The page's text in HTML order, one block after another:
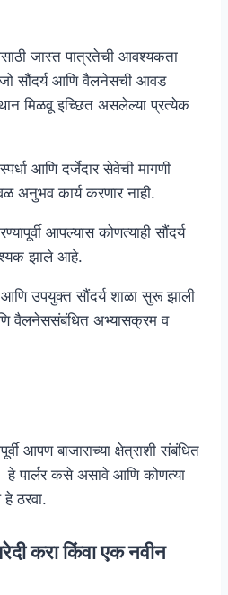
जास्त पात्रतेची आवश्यकता
सौंदर्य आणि वैलनेसची आवड
मिळवू इच्छित असलेल्या प्रत्येक
आणि दर्जेदार सेवेची मागणी
अनुभव कार्य करणार नाही.
आपल्यास कोणत्याही सौंदर्य
झाले आहे.
आणि उपयुक्त सौंदर्य शाळा सुरू झाली
वैलनेससंबंधित अभ्यासक्रम व
आपण बाजाराच्या क्षेत्राशी संबंधित
पार्लर कसे असावे आणि कोणत्या
ठरवा.
करा किंवा एक नवीन